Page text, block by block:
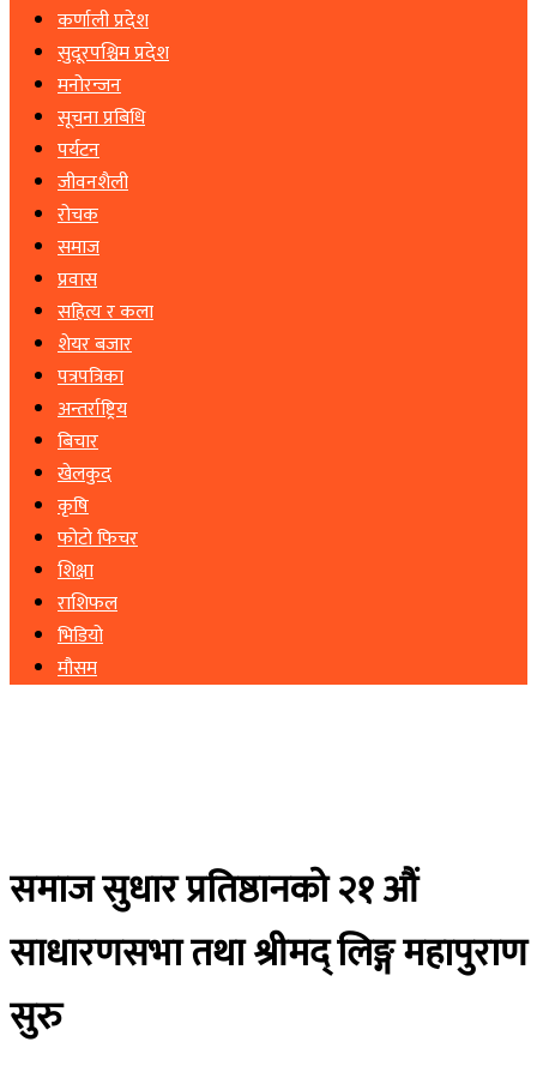
कर्णाली प्रदेश
सुदूरपश्चिम प्रदेश
मनोरन्जन
सूचना प्रबिधि
पर्यटन
जीवनशैली
रोचक
समाज
प्रवास
सहित्य र कला
शेयर बजार
पत्रपत्रिका
अन्तर्राष्ट्रिय
बिचार
खेलकुद
कृषि
फोटो फिचर
शिक्षा
राशिफल
भिडियो
मौसम
समाज सुधार प्रतिष्ठानको २१ औं
साधारणसभा तथा श्रीमद् लिङ्ग महापुराण
सुरु